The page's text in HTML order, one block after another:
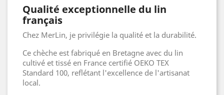
Qualité exceptionnelle du lin
français
Chez MerLin, je privilégie la qualité et la durabilité.
Ce chèche est fabriqué en Bretagne avec du lin
cultivé et tissé en France certifié OEKO TEX
Standard 100, reflétant l'excellence de l'artisanat
local.